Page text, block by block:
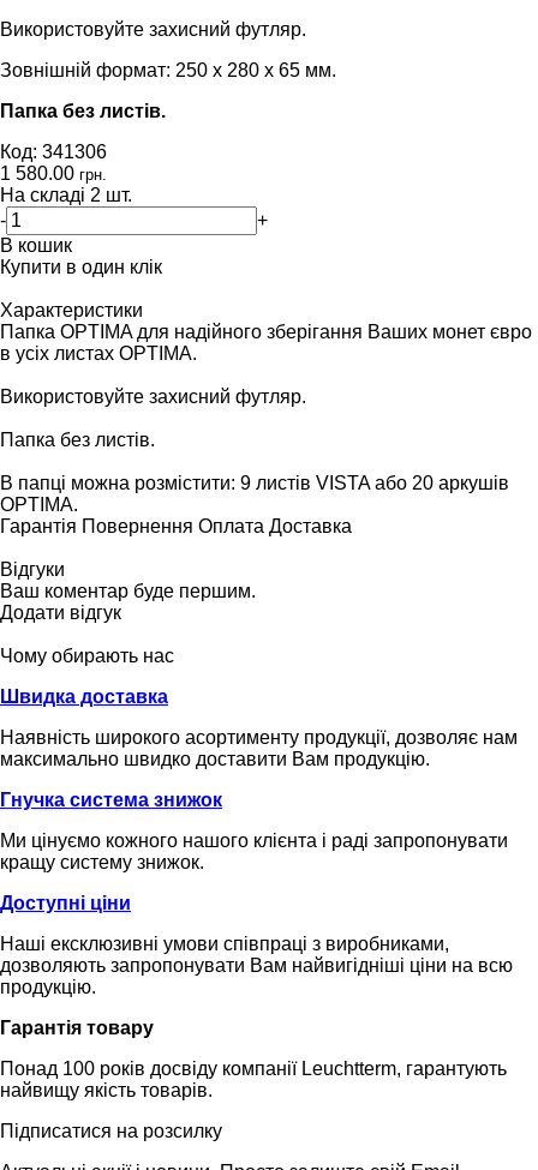
Використовуйте захисний футляр.
Зовнішній формат: 250 х 280 х 65 мм.
Папка без листів.
Код: 341306
1 580.00 грн.
На складі 2 шт.
-
+
В кошик
Купити в один клік
Характеристики
Папка OPTIMA для надійного зберігання Ваших монет євро
в усіх листах OPTIMA.
Використовуйте захисний футляр.
Папка без листів.
В папці можна розмістити: 9 листів VISTA або 20 аркушів
OPTIMA.
Гарантія Повернення Оплата Доставка
Відгуки
Ваш коментар буде першим.
Додати відгук
Чому обирають нас
Швидка доставка
Наявність широкого асортименту продукції, дозволяє нам
максимально швидко доставити Вам продукцію.
Гнучка система знижок
Ми цінуємо кожного нашого клієнта і раді запропонувати
кращу систему знижок.
Доступні ціни
Наші ексклюзивні умови співпраці з виробниками,
дозволяють запропонувати Вам найвигідніші ціни на всю
продукцію.
Гарантія товару
Понад 100 років досвіду компанії Leuchtterm, гарантують
найвищу якість товарів.
Підписатися на розсилку